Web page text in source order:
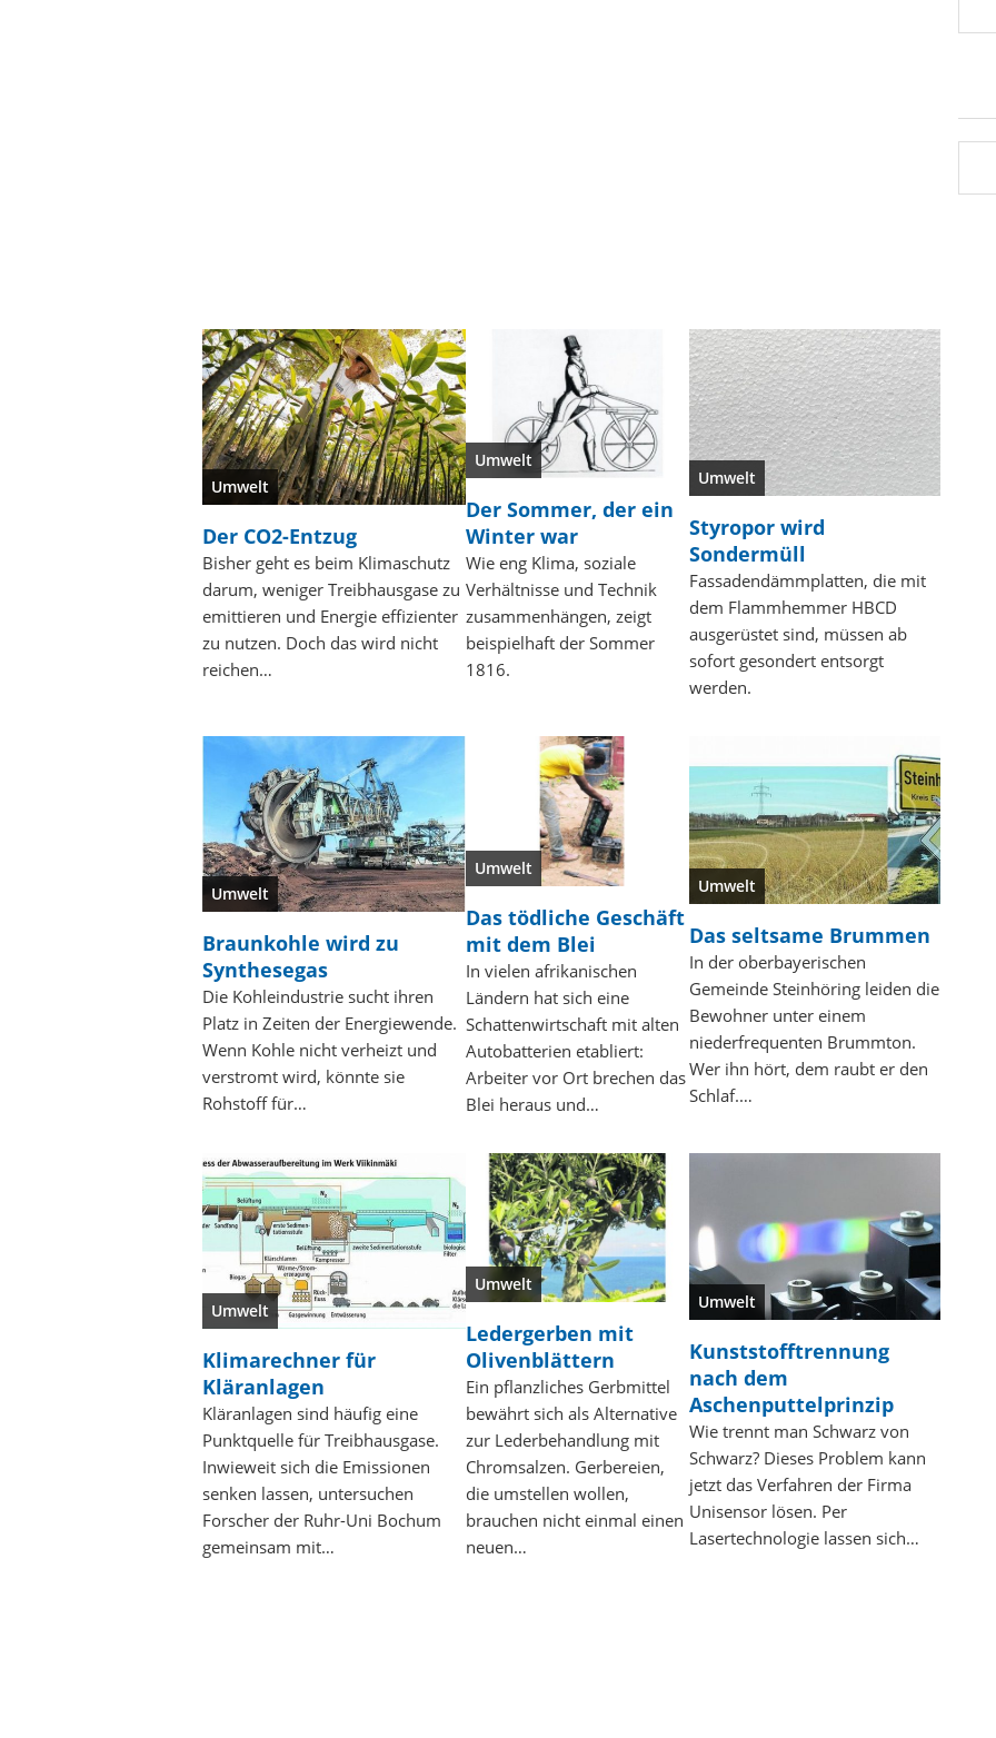
Umwelt
Der CO2-Entzug
Bisher geht es beim Klimaschutz
darum, weniger Treibhausgase zu
emittieren und Energie effizienter
zu nutzen. Doch das wird nicht
reichen…
Umwelt
Der Sommer, der ein
Winter war
Wie eng Klima, soziale
Verhältnisse und Technik
zusammenhängen, zeigt
beispielhaft der Sommer
1816.
Umwelt
Styropor wird
Sondermüll
Fassadendämmplatten, die mit
dem Flammhemmer HBCD
ausgerüstet sind, müssen ab
sofort gesondert entsorgt
werden.
Umwelt
Braunkohle wird zu
Synthesegas
Die Kohleindustrie sucht ihren
Platz in Zeiten der Energiewende.
Wenn Kohle nicht verheizt und
verstromt wird, könnte sie
Rohstoff für…
Umwelt
Das tödliche Geschäft
mit dem Blei
In vielen afrikanischen
Ländern hat sich eine
Schattenwirtschaft mit alten
Autobatterien etabliert:
Arbeiter vor Ort brechen das
Blei heraus und…
Umwelt
Das seltsame Brummen
In der oberbayerischen
Gemeinde Steinhöring leiden die
Bewohner unter einem
niederfrequenten Brummton.
Wer ihn hört, dem raubt er den
Schlaf.…
Umwelt
Klimarechner für
Kläranlagen
Kläranlagen sind häufig eine
Punktquelle für Treibhausgase.
Inwieweit sich die Emissionen
senken lassen, untersuchen
Forscher der Ruhr-Uni Bochum
gemeinsam mit…
Umwelt
Ledergerben mit
Olivenblättern
Ein pflanzliches Gerbmittel
bewährt sich als Alternative
zur Lederbehandlung mit
Chromsalzen. Gerbereien,
die umstellen wollen,
brauchen nicht einmal einen
neuen…
Umwelt
Kunststofftrennung
nach dem
Aschenputtelprinzip
Wie trennt man Schwarz von
Schwarz? Dieses Problem kann
jetzt das Verfahren der Firma
Unisensor lösen. Per
Lasertechnologie lassen sich…